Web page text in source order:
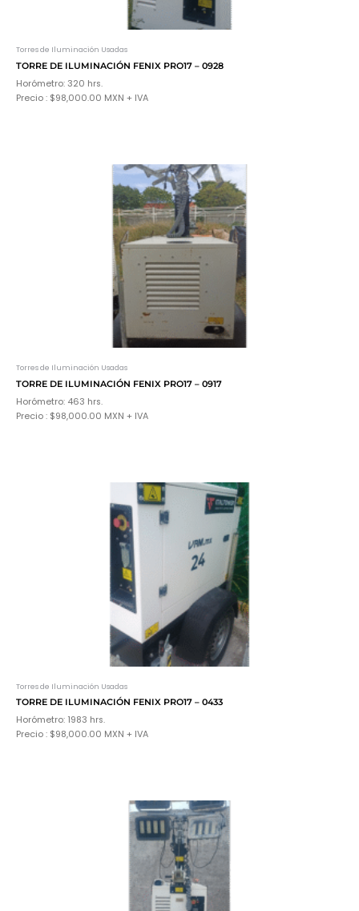
Torres de Iluminación Usadas
TORRE DE ILUMINACIÓN FENIX PRO17 – 0928
Horómetro: 320 hrs.
Precio : $98,000.00 MXN + IVA
Torres de Iluminación Usadas
TORRE DE ILUMINACIÓN FENIX PRO17 – 0917
Horómetro: 463 hrs.
Precio : $98,000.00 MXN + IVA
Torres de Iluminación Usadas
TORRE DE ILUMINACIÓN FENIX PRO17 – 0433
Horómetro: 1983 hrs.
Precio : $98,000.00 MXN + IVA